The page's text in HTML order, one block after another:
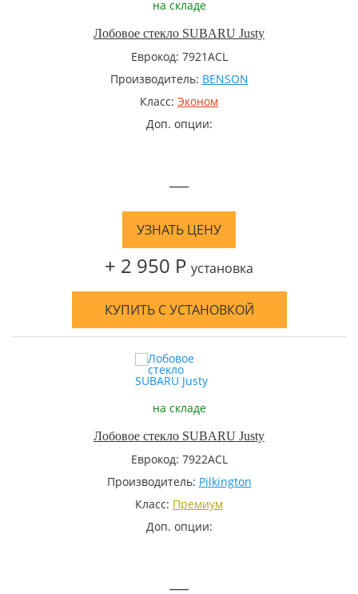
на складе
Лобовое стекло SUBARU Justy
Еврокод: 7921ACL
Производитель: BENSON
Класс: Эконом
Доп. опции:
—
УЗНАТЬ ЦЕНУ
+ 2 950 Р установка
КУПИТЬ С УСТАНОВКОЙ
на складе
Лобовое стекло SUBARU Justy
Еврокод: 7922ACL
Производитель: Pilkington
Класс: Премиум
Доп. опции:
—